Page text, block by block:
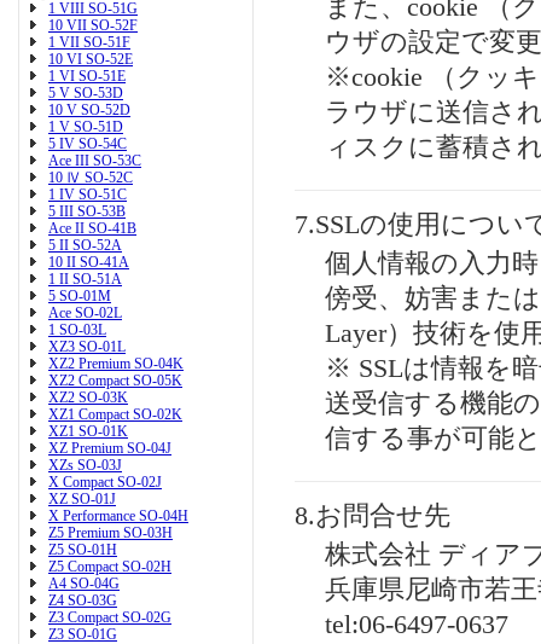
1 VIII SO-51G
10 VII SO-52F
1 VII SO-51F
10 VI SO-52E
1 VI SO-51E
5 V SO-53D
10 V SO-52D
1 V SO-51D
5 IV SO-54C
Ace III SO-53C
10 Ⅳ SO-52C
1 IV SO-51C
5 III SO-53B
Ace II SO-41B
5 II SO-52A
10 II SO-41A
1 II SO-51A
5 SO-01M
Ace SO-02L
1 SO-03L
XZ3 SO-01L
XZ2 Premium SO-04K
XZ2 Compact SO-05K
XZ2 SO-03K
XZ1 Compact SO-02K
XZ1 SO-01K
XZ Premium SO-04J
XZs SO-03J
X Compact SO-02J
XZ SO-01J
X Performance SO-04H
Z5 Premium SO-03H
Z5 SO-01H
Z5 Compact SO-02H
A4 SO-04G
Z4 SO-03G
Z3 Compact SO-02G
Z3 SO-01G
また、cookie （
ウザの設定で変
※cookie （クッ
ラウザに送信さ
ィスクに蓄積さ
7.SSLの使用につい
個人情報の入力
傍受、妨害また
Layer）技術を使
※ SSLは情報を
送受信する機能
信する事が可能
8.お問合せ先
株式会社 ディア
兵庫県尼崎市若王
tel:06-6497-0637